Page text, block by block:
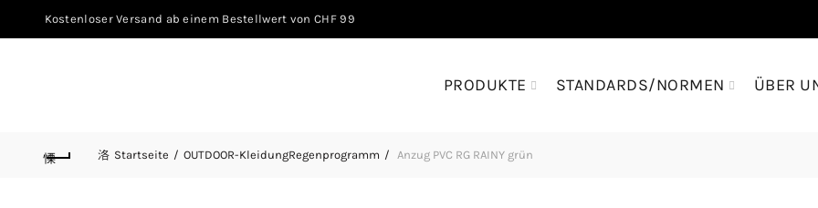
Kostenloser Versand ab einem Bestellwert von CHF 99
PRODUKTE STANDARDS/NORMEN ÜBER
Startseite OUTDOOR-KleidungRegenprogramm Anzug PVC RG RAINY grün